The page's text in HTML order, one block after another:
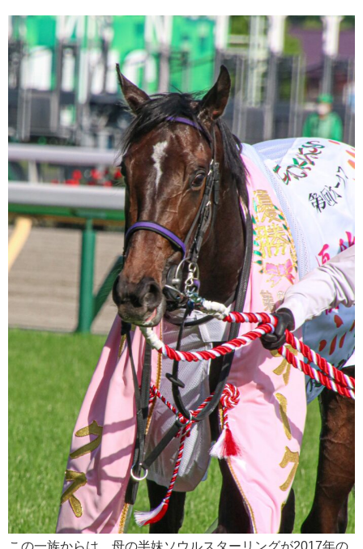
この一族からは、母の半妹ソウルスターリングが2017年の